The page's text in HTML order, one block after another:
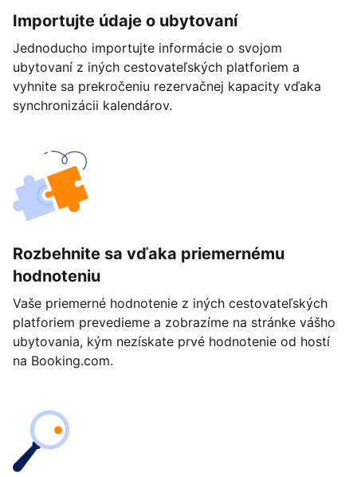
Importujte údaje o ubytovaní
Jednoducho importujte informácie o svojom
ubytovaní z iných cestovateľských platforiem a
vyhnite sa prekročeniu rezervačnej kapacity vďaka
synchronizácii kalendárov.
Rozbehnite sa vďaka priemernému
hodnoteniu
Vaše priemerné hodnotenie z iných cestovateľských
platforiem prevedieme a zobrazíme na stránke vášho
ubytovania, kým nezískate prvé hodnotenie od hostí
na Booking.com.